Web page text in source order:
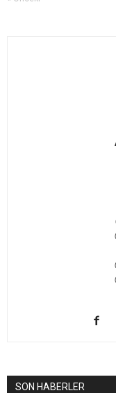
SON HABERLER